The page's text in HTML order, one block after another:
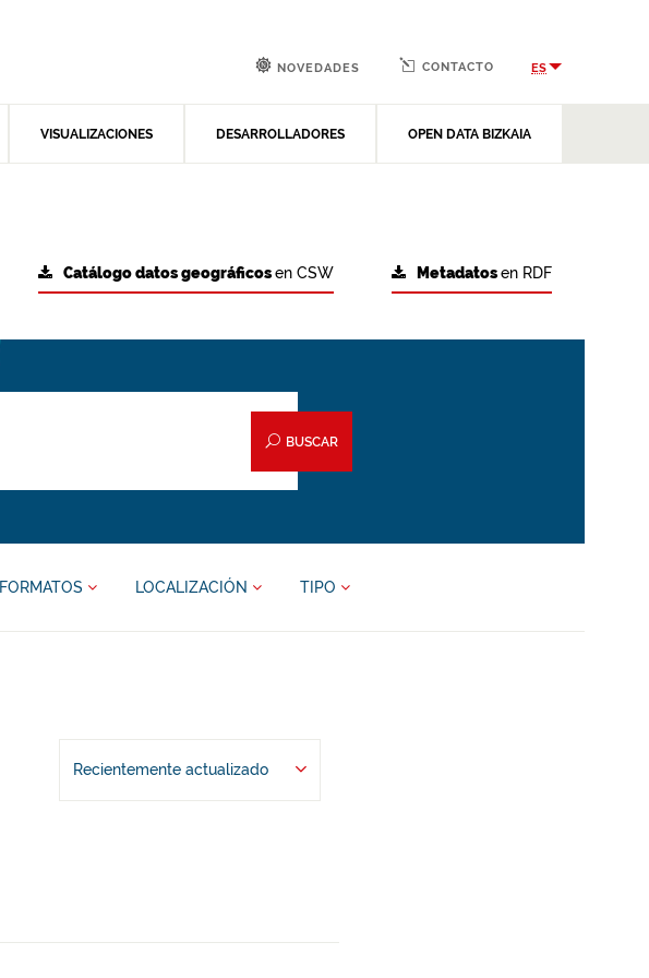
VISUALIZACIONES DESARROLLADORES OPEN DATA BIZKAIA
NOVEDADES CONTACTO ES
Metadatosen RDF
Catálogo datos geográficosen CSW
BUSCAR
FORMATOS LOCALIZACIÓN TIPO
Recientemente actualizado